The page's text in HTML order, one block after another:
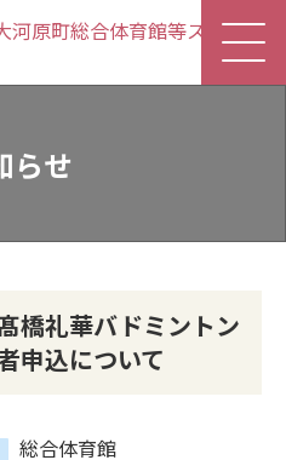
らせ
橋礼華バドミントン
申込について
総合体育館